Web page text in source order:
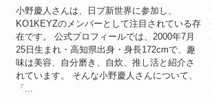
小野慶人さんは、日プ新世界に参加し、
KO1KEYZのメンバーとして注目されている存
在です。 公式プロフィールでは、2000年7月
25日生まれ・高知県出身・身長172cmで、趣
味は美容、自分磨き、自炊、推し活と紹介さ
れています。 そんな小野慶人さんについて、
「...